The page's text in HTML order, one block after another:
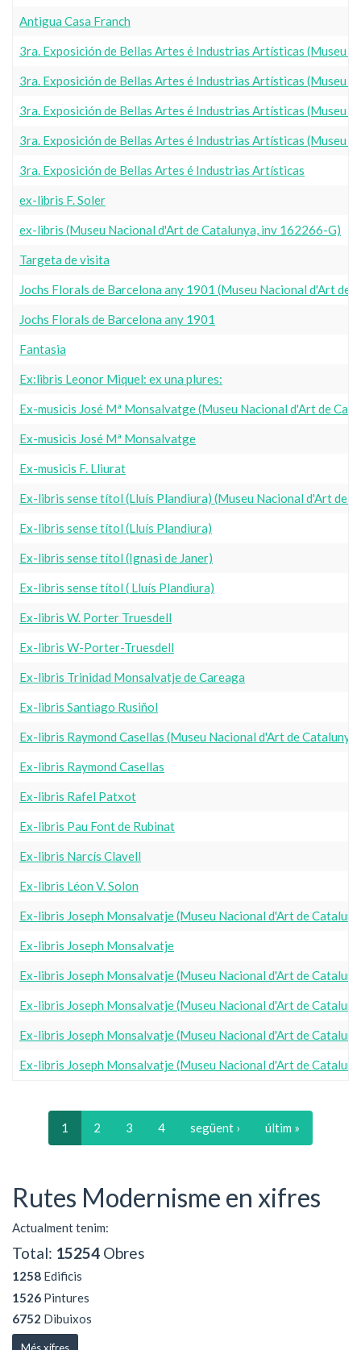
Antigua Casa Franch
3ra. Exposición de Bellas Artes é Industrias Artísticas (Museu
3ra. Exposición de Bellas Artes é Industrias Artísticas (Museu
3ra. Exposición de Bellas Artes é Industrias Artísticas (Museu
3ra. Exposición de Bellas Artes é Industrias Artísticas (Museu
3ra. Exposición de Bellas Artes é Industrias Artísticas
ex-libris F. Soler
ex-libris (Museu Nacional d'Art de Catalunya, inv 162266-G)
Targeta de visita
Jochs Florals de Barcelona any 1901 (Museu Nacional d'Art de
Jochs Florals de Barcelona any 1901
Fantasia
Ex:libris Leonor Miquel: ex una plures:
Ex-musicis José Mª Monsalvatge (Museu Nacional d'Art de
Ex-musicis José Mª Monsalvatge
Ex-musicis F. Lliurat
Ex-libris sense títol (Lluís Plandiura) (Museu Nacional d'Art de
Ex-libris sense títol (Lluís Plandiura)
Ex-libris sense títol (Ignasi de Janer)
Ex-libris sense títol ( Lluís Plandiura)
Ex-libris W. Porter Truesdell
Ex-libris W-Porter-Truesdell
Ex-libris Trinidad Monsalvatje de Careaga
Ex-libris Santiago Rusiñol
Ex-libris Raymond Casellas (Museu Nacional d'Art de
Ex-libris Raymond Casellas
Ex-libris Rafel Patxot
Ex-libris Pau Font de Rubinat
Ex-libris Narcís Clavell
Ex-libris Léon V. Solon
Ex-libris Joseph Monsalvatje (Museu Nacional d'Art de
Ex-libris Joseph Monsalvatje
Ex-libris Joseph Monsalvatje (Museu Nacional d'Art de
Ex-libris Joseph Monsalvatje (Museu Nacional d'Art de
Ex-libris Joseph Monsalvatje (Museu Nacional d'Art de
Ex-libris Joseph Monsalvatje (Museu Nacional d'Art de
1 2 3 4 següent › últim »
Rutes Modernisme en xifres
Actualment tenim:
Total: 15254 Obres
1258 Edificis
1526 Pintures
6752 Dibuixos
Més xifres